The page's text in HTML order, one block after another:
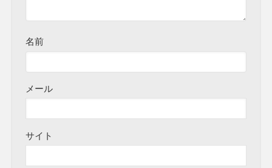
名前
メール
サイト